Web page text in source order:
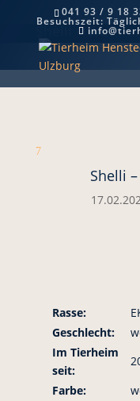
041 93 / 9 18
Besuchszeit:
Shelli –
7
Shelli
Rasse:
Geschlecht:
Im Tierheim
seit:
Farbe: